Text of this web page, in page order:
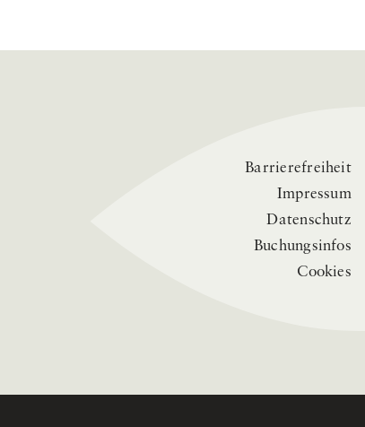
Barrierefreiheit
Impressum
Datenschutz
Buchungsinfos
Cookies